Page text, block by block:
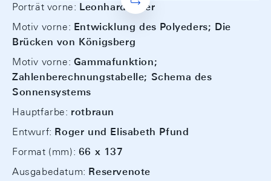
Porträt vorne: Leonhard Euler
Motiv vorne: Entwicklung des Polyeders; Die
Brücken von Königsberg
Motiv vorne: Gammafunktion;
Zahlenberechnungstabelle; Schema des
Sonnensystems
Hauptfarbe: rotbraun
Entwurf: Roger und Elisabeth Pfund
Format (mm): 66 x 137
Ausgabedatum: Reservenote